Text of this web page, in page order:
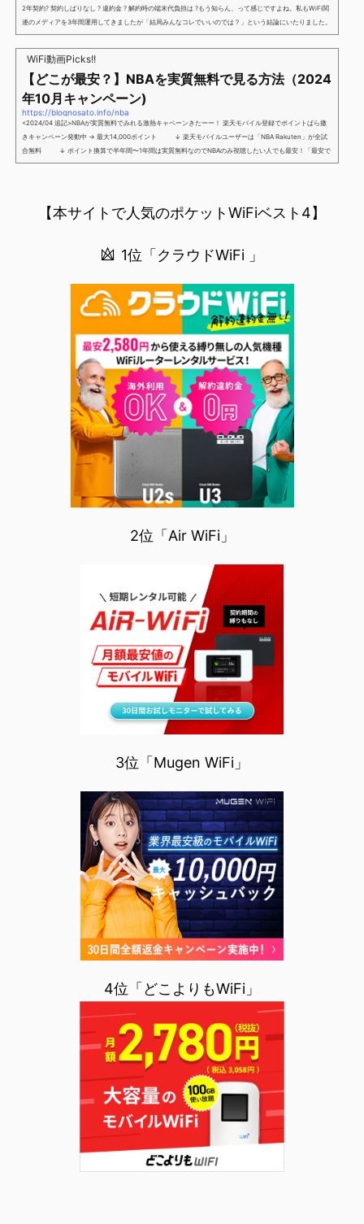
2年契約? 契約しばりなし ? 違約金 ? 解約時の端末代負担は ?もう知らん、って感じですよね。私もWiFi関
連のメディアを3年間運用してきましたが「結局みんなコレでいいのでは？」という結論にいたりました。
ということで、「ポケットWiFi選びに疲れた」「結局どれがいいのか分からない」と言う人向けに【最終
解】を用意しました。ポケットWiFiのヘビーユーザー視点で「90％の人はこれだけでいいやん」というも
のなので、「多...
WiFi動画Picks!!
【どこが最安？】NBAを実質無料で見る方法（2024
年10月キャンペーン)
https://blognosato.info/nba
<2024/04 追記>NBAが実質無料でみれる激熱キャペーンきたーー！ 楽天モバイル登録でポイントばら撒
きキャンペーン発動中 → 最大14,000ポイント ↓ 楽天モバイルユーザーは「NBA Rakuten」が全試
合無料 ↓ ポイント換算で半年間〜1年間は実質無料なのでNBAのみ視聴したい人でも最安！「最安で
NBAを見る方法」が「楽天モバイルを契約すること」というもはや意味不明な状況...楽天モバイルでNBAを
【本サイトで人気のポケットWiFiベスト4】
1位「クラウドWiFi 」
2位「Air WiFi」
3位「Mugen WiFi」
4位「どこよりもWiFi」